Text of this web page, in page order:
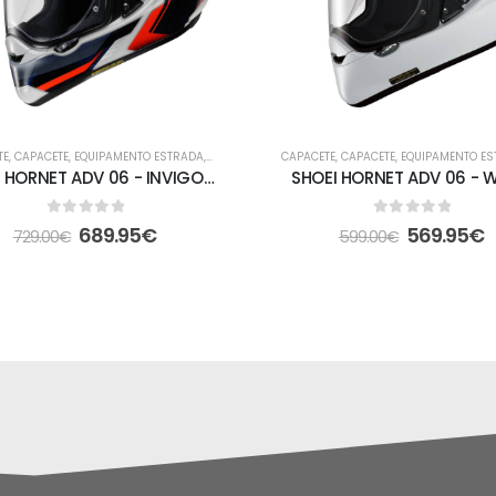
, CAPACETE, EQUIPAMENTO ESTRADA, FORA DE ESTRADA
SHOEI HORNET ADV 06 - INVIGORATE TC-10
out of 5
729.00€ 689.95€
CAPACETE, CAPACETE, EQUIPAMENTO
SHOEI HORNET ADV 06 -
out of 5
599.00€ 569.95€